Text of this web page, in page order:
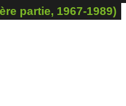
partie, 1967-1989)